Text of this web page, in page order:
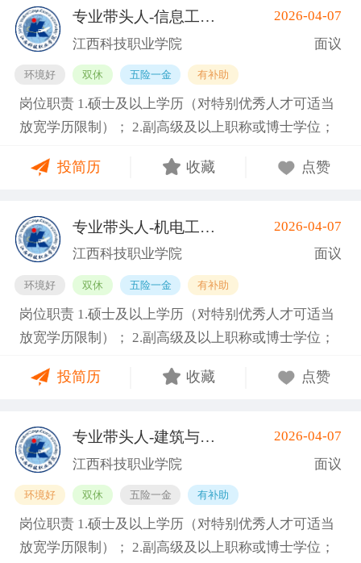
围。
健康证或3个月有效体检表 福利待遇： 1. 加班费严格
按劳动法规定，平日1.5倍、周末2倍、法定节假日3
倍； 2. 公司购买五险一金，入职满3个月可申请新人
奖励金1500元； 3. 提供免费住宿、加班晚餐、夜班宵
夜，每月500餐补； 4. 公司奖励机制完善设有全勤
奖、司龄奖、看镜补贴、岗位津贴、多功能奖、稳岗
物、团建等； 6. 轻松简单、诚信、温暖纯粹的工作氛
专业带头人-信息工程类 (南昌县)2026-04-07
江西科技职业学院
面议
环境好 双休 五险一金 有补助
岗位职责 1.硕士及以上学历（对特别优秀人才可适当
放宽学历限制）； 2.副高级及以上职称或博士学位；
著、学术译著、专利、咨询报告等）和主持参与的科
格、技能要求和身体条件； 5.熟悉学院专业建设、人
才培养工作和教学科研管理，在本学科领域具有一定
的学术水平和影响力； 6.专业要求：人工智能、大数
据、物联网、云计算等相关专业领域。 7.身体健康，
能够全职到岗工作。副教授及以上职称者年龄一般不
超过55周岁，特别优秀者可适当放宽，最高不超过63
可适当放宽学历限制）； 2.副高级及以上职称或博士
文、专著、学术译著、专利、咨询报告等）和主持参
与的科研项目； 4.具有招聘岗位所需的任职资格、职
业资格、技能要求和身体条件； 5.熟悉学院专业建
设、人才培养工作和教学科研管理，在本学科领域具
有一定的学术水平和影响力； 6.专业要求：人工智
能、大数据、物联网、云计算等相关专业领域。 7.身
投简历 收藏 点赞
专业带头人-机电工程类 (南昌县)2026-04-07
江西科技职业学院
面议
环境好 双休 五险一金 有补助
岗位职责 1.硕士及以上学历（对特别优秀人才可适当
放宽学历限制）； 2.副高级及以上职称或博士学位；
著、学术译著、专利、咨询报告等）和主持参与的科
格、技能要求和身体条件； 5.熟悉学院专业建设、人
才培养工作和教学科研管理，在本学科领域具有一定
的学术水平和影响力； 6.专业要求：工业机器人技
术、电气自动化技术、机械设计制造及其自动化等相
关专业领域。 7.身体健康，能够全职到岗工作。副教
授及以上职称者年龄一般不超过55周岁，特别优秀者
投简历 收藏 点赞
专业带头人-建筑与艺术类 (南昌县)2026-04-07
江西科技职业学院
面议
环境好 双休 五险一金 有补助
岗位职责 1.硕士及以上学历（对特别优秀人才可适当
放宽学历限制）； 2.副高级及以上职称或博士学位；